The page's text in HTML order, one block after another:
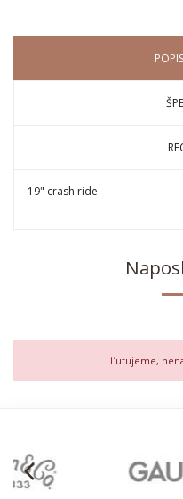
19" crash ride
Ľutujeme,
arrow_back_ios